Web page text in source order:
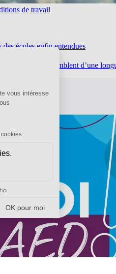
de travail
écoles enfin entendues
de juillet-août semblent d’une